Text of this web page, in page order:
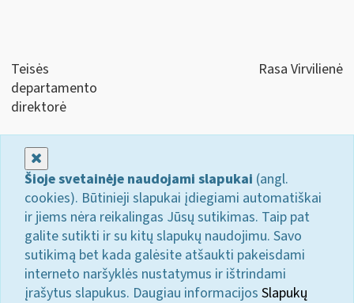
Teisės
departamento
direktorė
Rasa Virvilienė
Šioje svetainėje naudojami slapukai (angl.
cookies). Būtinieji slapukai įdiegiami automatiškai
ir jiems nėra reikalingas Jūsų sutikimas. Taip pat
galite sutikti ir su kitų slapukų naudojimu. Savo
sutikimą bet kada galėsite atšaukti pakeisdami
interneto naršyklės nustatymus ir ištrindami
įrašytus slapukus. Daugiau informacijos Slapukų